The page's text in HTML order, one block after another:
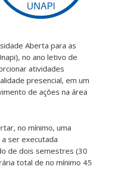
Aberta para as
no ano letivo de
atividades
presencial, em um
de ações na área
no mínimo, uma
ser executada
de dois semestres (30
total de no mínimo 45